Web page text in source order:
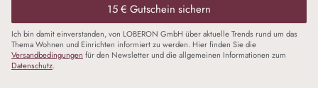
15 € Gutschein sichern
Ich bin damit einverstanden, von LOBERON GmbH über aktuelle Trends rund um das
Thema Wohnen und Einrichten informiert zu werden. Hier finden Sie die
Versandbedingungen für den Newsletter und die allgemeinen Informationen zum
Datenschutz.